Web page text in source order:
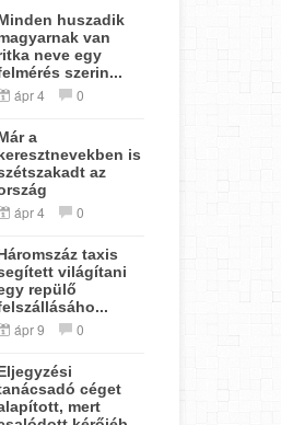
huszadik
van
neve egy
szerin...
ápr 4 0
a
is
az
ápr 4 0
taxis
világítani
repülő
ápr 9 0
céget
mert